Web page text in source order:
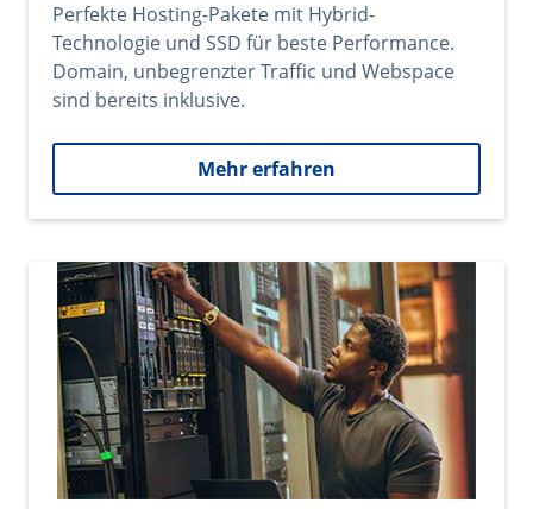
Perfekte Hosting-Pakete mit Hybrid-
Technologie und SSD für beste Performance.
Domain, unbegrenzter Traffic und Webspace
sind bereits inklusive.
Mehr erfahren